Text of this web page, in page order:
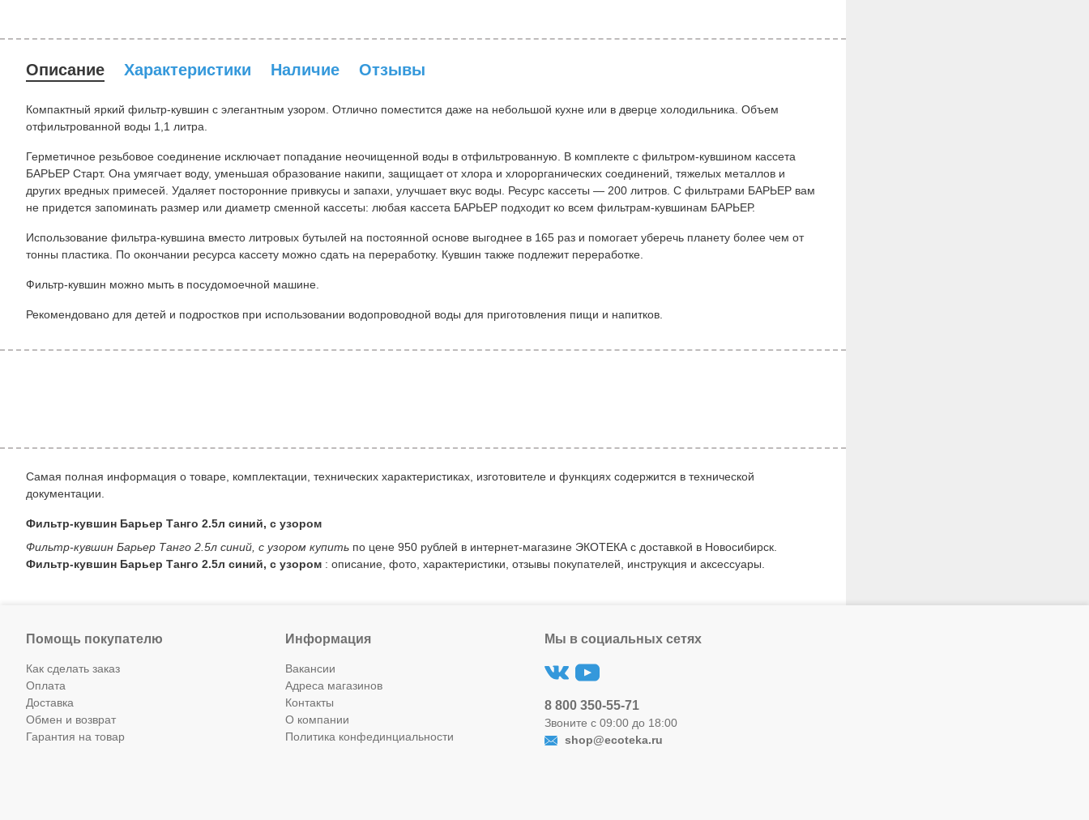
Описание Характеристики Наличие Отзывы
Компактный яркий фильтр-кувшин с элегантным узором. Отлично поместится даже на небольшой кухне или в дверце холодильника. Объем
отфильтрованной воды 1,1 литра.
Герметичное резьбовое соединение исключает попадание неочищенной воды в отфильтрованную. В комплекте с фильтром-кувшином кассета
БАРЬЕР Старт. Она умягчает воду, уменьшая образование накипи, защищает от хлора и хлорорганических соединений, тяжелых металлов и
других вредных примесей. Удаляет посторонние привкусы и запахи, улучшает вкус воды. Ресурс кассеты — 200 литров. С фильтрами БАРЬЕР вам
не придется запоминать размер или диаметр сменной кассеты: любая кассета БАРЬЕР подходит ко всем фильтрам-кувшинам БАРЬЕР.
Использование фильтра-кувшина вместо литровых бутылей на постоянной основе выгоднее в 165 раз и помогает уберечь планету более чем от
тонны пластика. По окончании ресурса кассету можно сдать на переработку. Кувшин также подлежит переработке.
Фильтр-кувшин можно мыть в посудомоечной машине.
Рекомендовано для детей и подростков при использовании водопроводной воды для приготовления пищи и напитков.
Самая полная информация о товаре, комплектации, технических характеристиках, изготовителе и функциях содержится в технической
документации.
Фильтр-кувшин Барьер Танго 2.5л синий, с узором
Фильтр-кувшин Барьер Танго 2.5л синий, с узором купить по цене 950 рублей в интернет-магазине ЭКОТЕКА с доставкой в Новосибирск.
Фильтр-кувшин Барьер Танго 2.5л синий, с узором : описание, фото, характеристики, отзывы покупателей, инструкция и аксессуары.
Помощь покупателю
Как сделать заказ
Оплата
Доставка
Обмен и возврат
Гарантия на товар
Информация
Вакансии
Адреса магазинов
Контакты
О компании
Политика конфединциальности
Мы в социальных сетях
8 800 350-55-71
Звоните с 09:00 до 18:00
shop@ecoteka.ru